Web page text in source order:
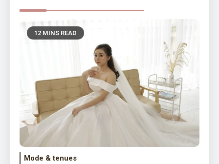
12 MINS READ
Mode & tenues